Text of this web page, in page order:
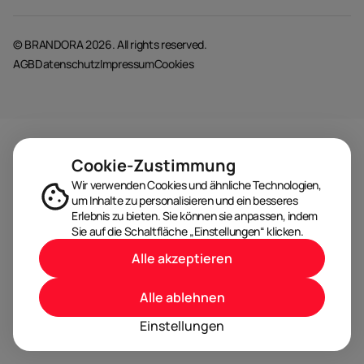
© BRANDORA 2026. All rights reserved.
AGBDatenschutzImpressumCookies
Cookie-Zustimmung
Wir verwenden Cookies und ähnliche Technologien,
um Inhalte zu personalisieren und ein besseres
Erlebnis zu bieten. Sie können sie anpassen, indem
Sie auf die Schaltfläche „Einstellungen“ klicken.
Einstellungen
Alle ablehnen
Alle akzeptieren